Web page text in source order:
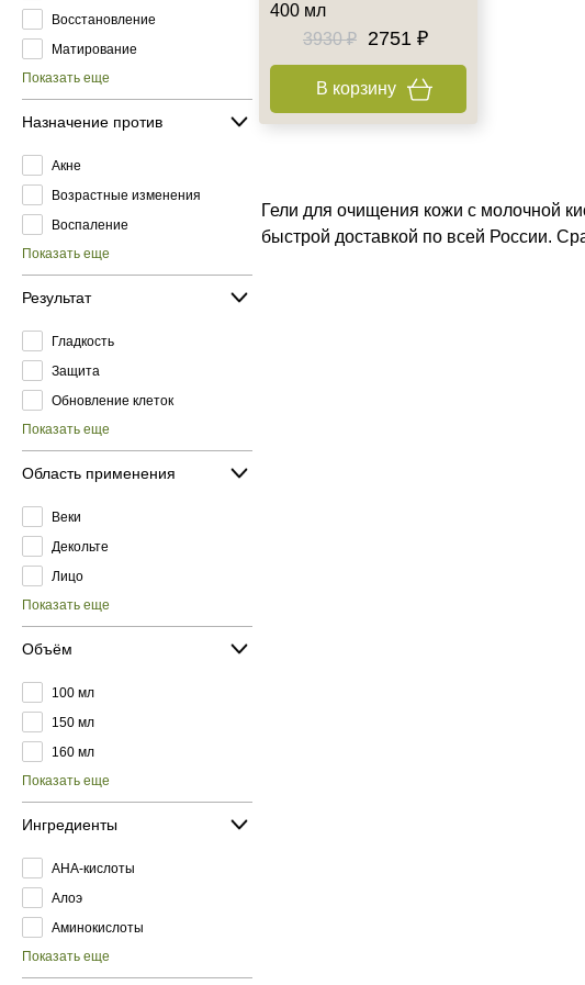
Восстановление
Матирование
Показать еще
Назначение против
Акне
Возрастные изменения
Воспаление
Показать еще
Результат
Гладкость
Защита
Обновление клеток
Показать еще
Область применения
Веки
Декольте
Лицо
Показать еще
Объём
100 мл
150 мл
160 мл
Показать еще
Ингредиенты
AHA-кислоты
Алоэ
Аминокислоты
Показать еще
400 мл
3930 ₽
2751 ₽
В корзину
Гели для очищения кожи с молочной
быстрой доставкой по всей России.